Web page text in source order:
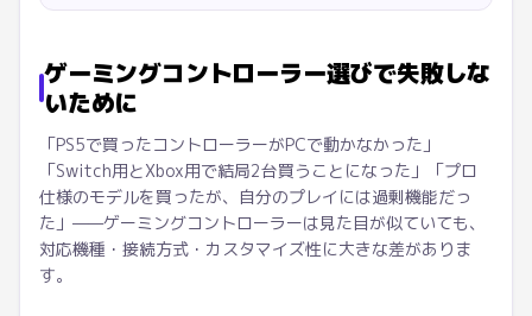
ゲーミングコントローラー選びで失敗しな
いために
「PS5で買ったコントローラーがPCで動かなかった」
「Switch用とXbox用で結局2台買うことになった」「プロ
仕様のモデルを買ったが、自分のプレイには過剰機能だっ
た」——ゲーミングコントローラーは見た目が似ていても、
対応機種・接続方式・カスタマイズ性に大きな差がありま
す。